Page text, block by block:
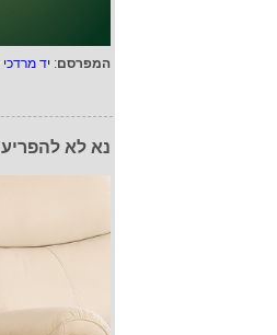
המפרסם: יד מרדכי
נא לא להפריע